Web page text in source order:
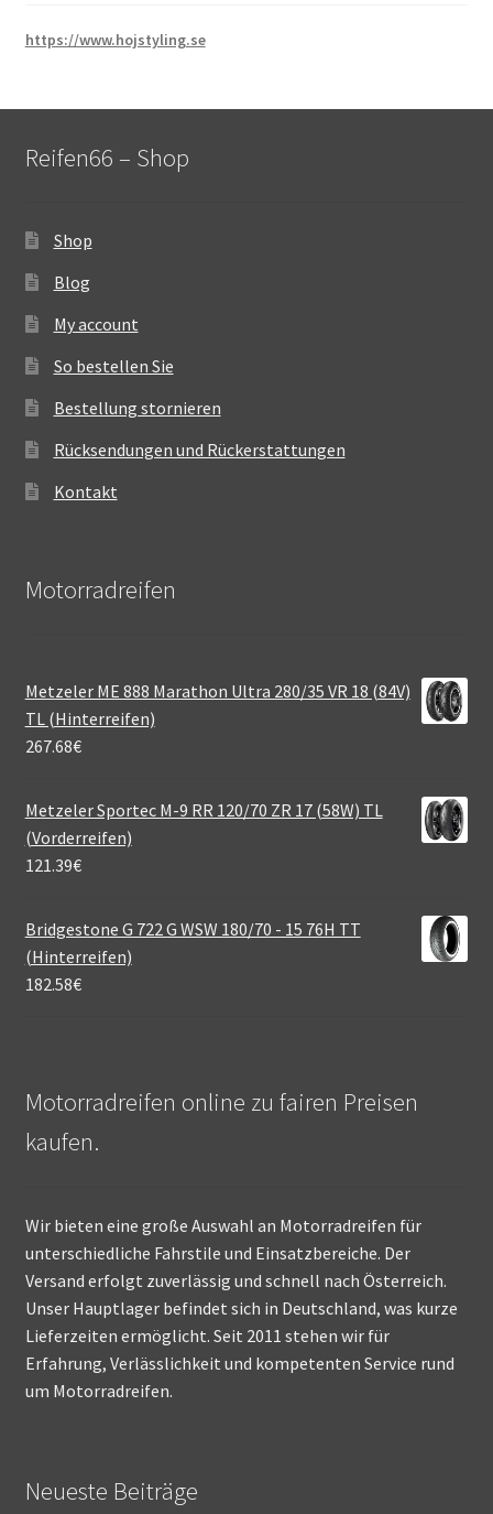
https://www.hojstyling.se
Reifen66 – Shop
Shop
Blog
My account
So bestellen Sie
Bestellung stornieren
Rücksendungen und Rückerstattungen
Kontakt
Motorradreifen
Metzeler ME 888 Marathon Ultra 280/35 VR 18 (84V)
TL (Hinterreifen)
267.68€
Metzeler Sportec M-9 RR 120/70 ZR 17 (58W) TL
(Vorderreifen)
121.39€
Bridgestone G 722 G WSW 180/70 - 15 76H TT
(Hinterreifen)
182.58€
Motorradreifen online zu fairen Preisen
kaufen.
Wir bieten eine große Auswahl an Motorradreifen für
unterschiedliche Fahrstile und Einsatzbereiche. Der
Versand erfolgt zuverlässig und schnell nach Österreich.
Unser Hauptlager befindet sich in Deutschland, was kurze
Lieferzeiten ermöglicht. Seit 2011 stehen wir für
Erfahrung, Verlässlichkeit und kompetenten Service rund
um Motorradreifen.
Neueste Beiträge